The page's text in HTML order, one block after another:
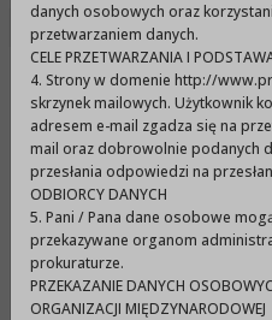
Otwarty
realizację
na rok 2009 w
promocji
poprzez
sportowe.
danych osobowych oraz
przetwarzaniem danych.
CELE PRZETWARZANIA I
4. Strony w domenie http://
skrzynek mailowych. Użytkownik
adresem e-mail zgadza się na
mail oraz dobrowolnie podanych
przesłania odpowiedzi na
ODBIORCY DANYCH
5. Pani / Pana dane osobowe
przekazywane organom
prokuraturze.
PRZEKAZANIE DANYCH
ORGANIZACJI MIĘDZYNARODOWEJ